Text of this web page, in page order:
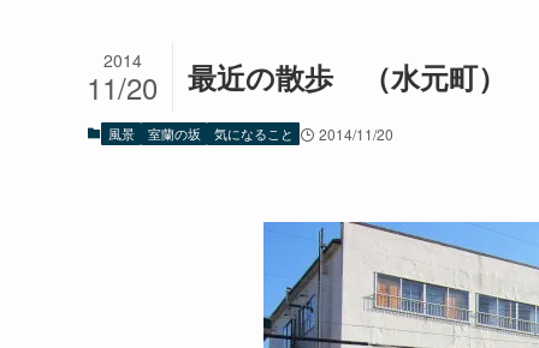
最近の散歩 （水元町）
2014
11/20
風景 室蘭の坂 気になること 2014/11/20